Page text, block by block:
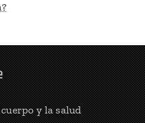
y la salud